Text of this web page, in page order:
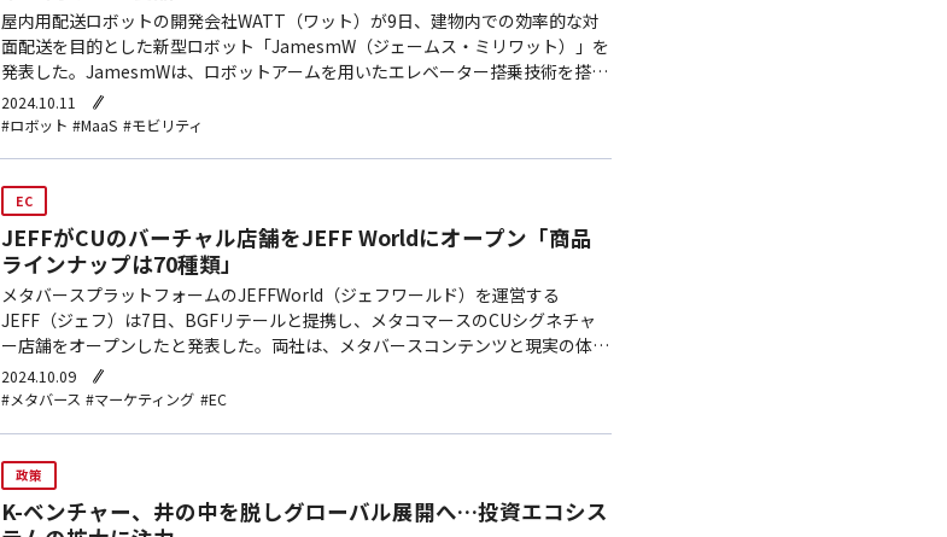
屋内用配送ロボットの開発会社WATT（ワット）が9日、建物内での効率的な対
面配送を目的とした新型ロボット「JamesmW（ジェームス・ミリワット）」を
発表した。JamesmWは、ロボットアームを用いたエレベーター搭乗技術を搭載
しており、エレベーターや自動ドアなど、既存の建物のインフラを改修する…
2024.10.11
#ロボット #MaaS #モビリティ
EC
JEFFがCUのバーチャル店舗をJEFF Worldにオープン「商品
ラインナップは70種類」
メタバースプラットフォームのJEFFWorld（ジェフワールド）を運営する
JEFF（ジェフ）は7日、BGFリテールと提携し、メタコマースのCUシグネチャ
ー店舗をオープンしたと発表した。両社は、メタバースコンテンツと現実の体験
を融合し、差別化された消費体験を提供するため、JEFFWorldにCU…
2024.10.09
#メタバース #マーケティング #EC
政策
K-ベンチャー、井の中を脱しグローバル展開へ…投資エコシス